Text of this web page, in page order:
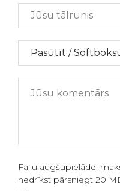
Failu augšupielāde:
nedrīkst pārsniegt 20